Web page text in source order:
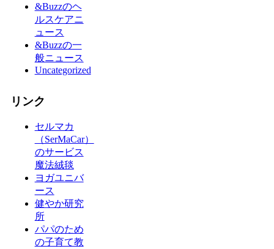
&Buzzのヘ
ルスケアニ
ュース
&Buzzの一
般ニュース
Uncategorized
リンク
セルマカ
（SerMaCar）
のサービス
魔法絨毯
ヨガユニバ
ース
健やか研究
所
パパのため
の子育て教